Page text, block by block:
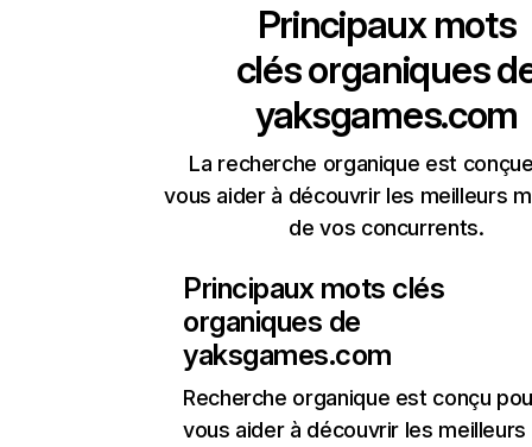
Principaux mots
clés organiques
yaksgames.com
La recherche organique est
vous aider à découvrir les meilleurs
de vos concurrents.
Principaux mots clés
organiques de
yaksgames.com
Recherche organique est conçu
vous aider à découvrir les